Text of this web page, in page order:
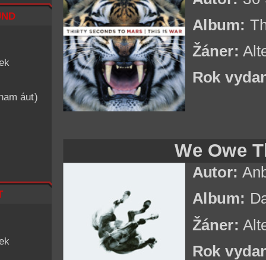
áut)
Album:
Žáner:
Rok
We Owe
Autor:
Album:
Žáner:
Rok